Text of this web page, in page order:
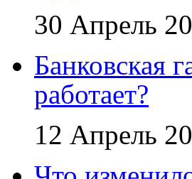
30 Апрель
Банковская
работает?
12 Апрель